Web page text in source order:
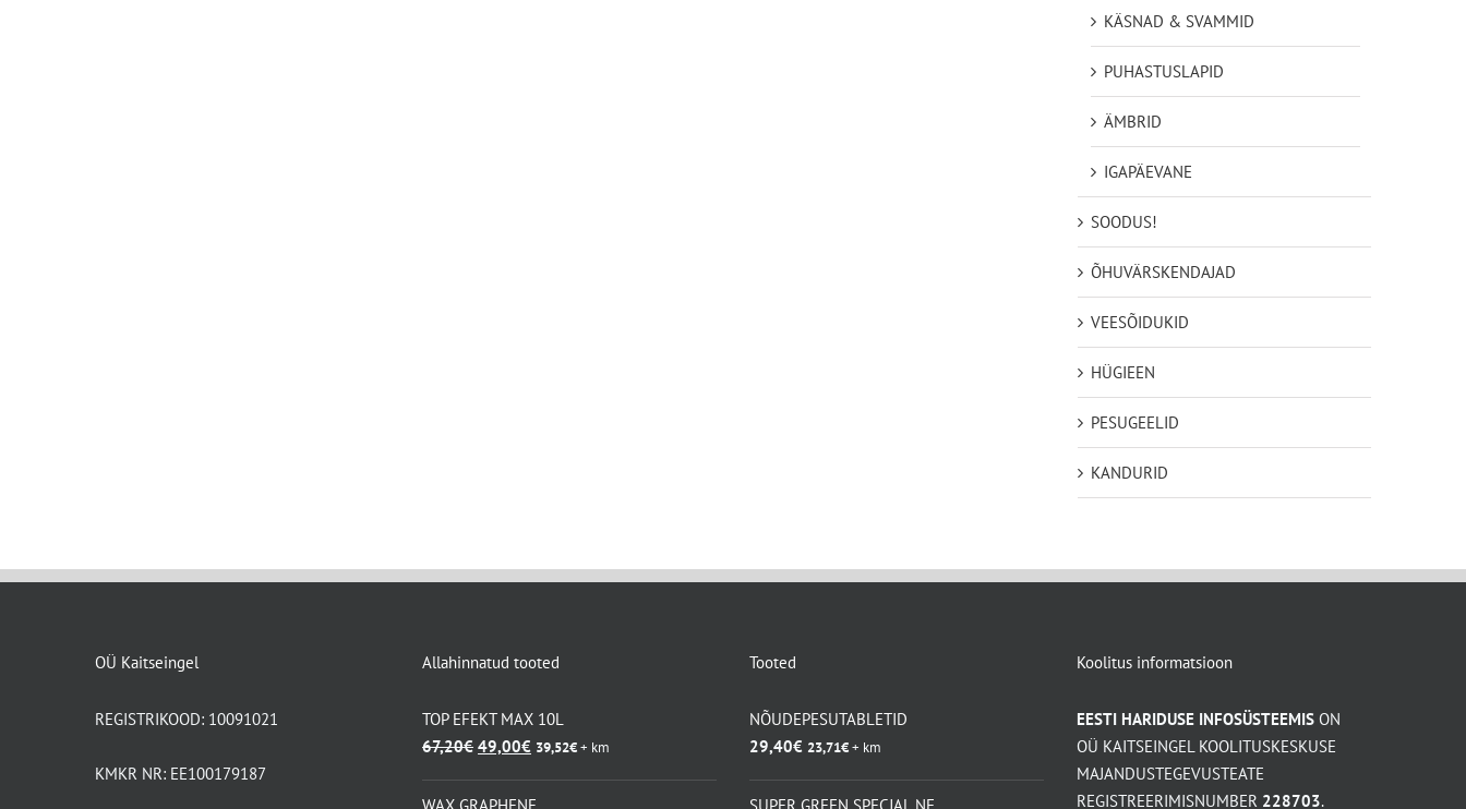
KÄSNAD & SVAMMID
PUHASTUSLAPID
ÄMBRID
IGAPÄEVANE
SOODUS!
ÕHUVÄRSKENDAJAD
VEESÕIDUKID
HÜGIEEN
PESUGEELID
KANDURID
OÜ Kaitseingel
REGISTRIKOOD: 10091021
KMKR NR: EE100179187
Allahinnatud tooted
TOP EFEKT MAX 10L
67,20€ Algne
oli:
49,00€ Praegune
on:
39,52€+ km
WAX GRAPHENE
Tooted
NÕUDEPESUTABLETID
29,40€ 23,71€+ km
SUPER GREEN SPECJAL NF
Koolitus informatsioon
EESTI HARIDUSE INFOSÜSTEEMIS ON
OÜ KAITSEINGEL KOOLITUSKESKUSE
MAJANDUSTEGEVUSTEATE
REGISTREERIMISNUMBER 228703.